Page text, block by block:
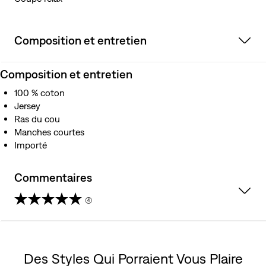
Composition et entretien
Composition et entretien
100 % coton
Jersey
Ras du cou
Manches courtes
Importé
Commentaires
(4)
sur
Des Styles Qui Porraient Vous Plaire